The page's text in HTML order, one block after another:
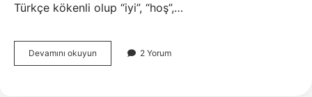
Türkçe kökenli olup “iyi”, “hoş”,…
Devamını okuyun
Ne
2 Yorum